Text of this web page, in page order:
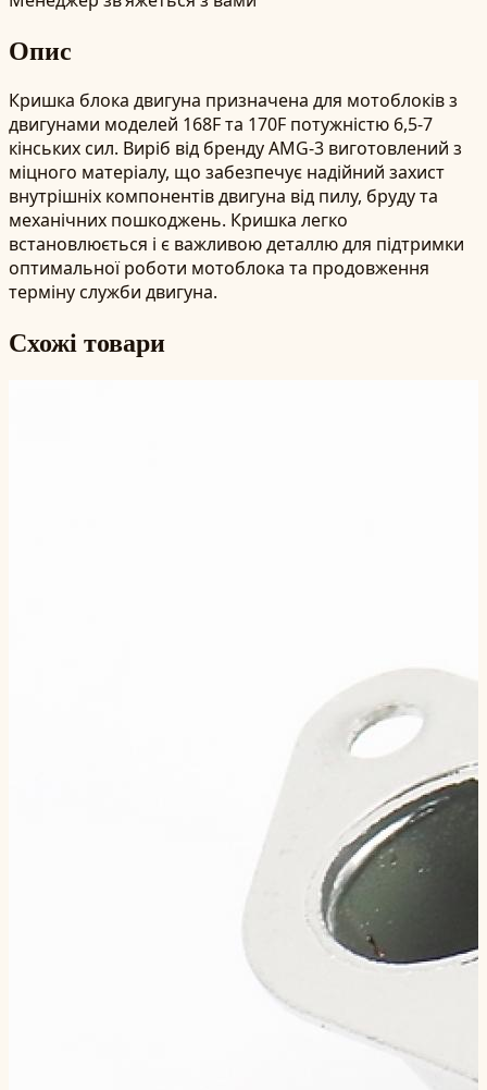
Опис
Кришка блока двигуна призначена для мотоблоків з
двигунами моделей 168F та 170F потужністю 6,5-7
кінських сил. Виріб від бренду AMG-3 виготовлений з
міцного матеріалу, що забезпечує надійний захист
внутрішніх компонентів двигуна від пилу, бруду та
механічних пошкоджень. Кришка легко
встановлюється і є важливою деталлю для підтримки
оптимальної роботи мотоблока та продовження
терміну служби двигуна.
Схожі товари